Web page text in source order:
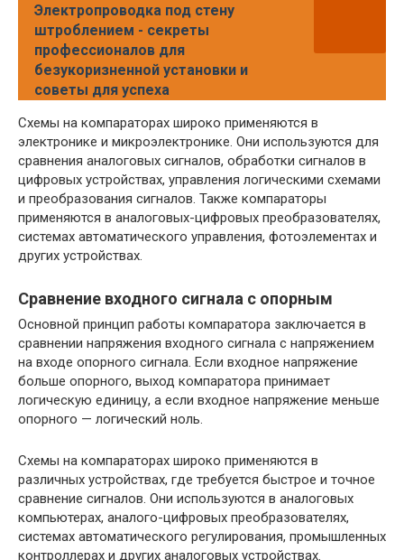
Электропроводка под стену
штроблением - секреты
профессионалов для
безукоризненной установки и
советы для успеха
Схемы на компараторах широко применяются в
электронике и микроэлектронике. Они используются для
сравнения аналоговых сигналов, обработки сигналов в
цифровых устройствах, управления логическими схемами
и преобразования сигналов. Также компараторы
применяются в аналоговых-цифровых преобразователях,
системах автоматического управления, фотоэлементах и
других устройствах.
Сравнение входного сигнала с опорным
Основной принцип работы компаратора заключается в
сравнении напряжения входного сигнала с напряжением
на входе опорного сигнала. Если входное напряжение
больше опорного, выход компаратора принимает
логическую единицу, а если входное напряжение меньше
опорного — логический ноль.
Схемы на компараторах широко применяются в
различных устройствах, где требуется быстрое и точное
сравнение сигналов. Они используются в аналоговых
компьютерах, аналого-цифровых преобразователях,
системах автоматического регулирования, промышленных
контроллерах и других аналоговых устройствах.